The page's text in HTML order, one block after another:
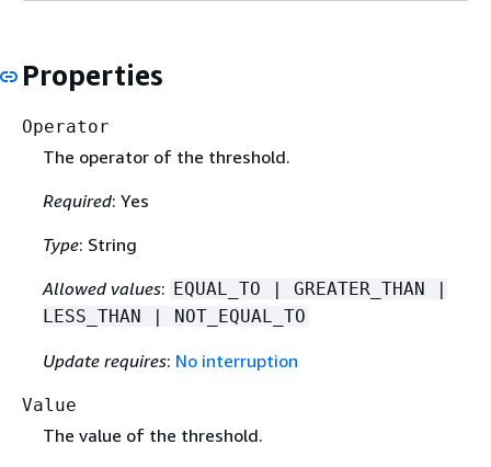
Properties
Operator
The operator of the threshold.
Required: Yes
Type: String
Allowed values: EQUAL_TO | GREATER_THAN |
LESS_THAN | NOT_EQUAL_TO
Update requires: No interruption
Value
The value of the threshold.